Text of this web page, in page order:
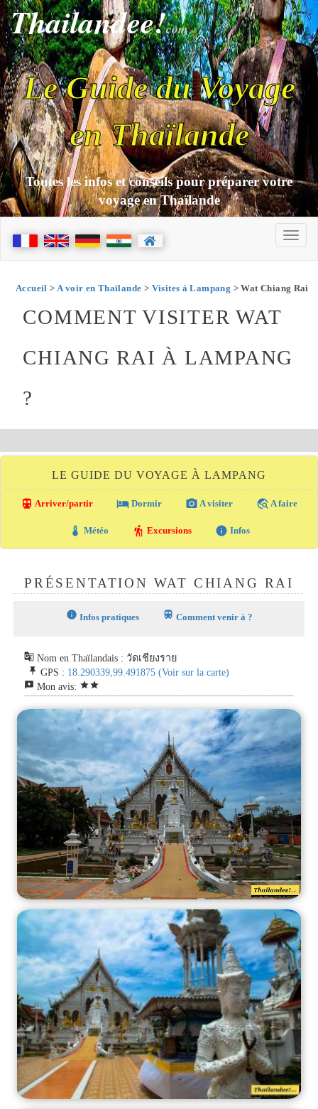
Thailandee!com
Le Guide du Voyage
en Thaïlande
Toutes les infos et conseils pour préparer votre
voyage en Thaïlande
Accueil > A voir en Thaïlande > Visites à Lampang > Wat Chiang Rai
COMMENT VISITER WAT
CHIANG RAI À LAMPANG
?
LE GUIDE DU VOYAGE À LAMPANG
directions_transit Arriver/partir local_hotel Dormir photo_camera A visiter travel_explore A faire
thermostat Météo hiking Excursions info Infos
PRÉSENTATION WAT CHIANG RAI
info Infos pratiques train Comment venir à ?
g_translate Nom en Thaïlandais : วัดเชียงราย
push_pin GPS : 18.290339,99.491875 (Voir sur la carte)
reviews Mon avis: starstar